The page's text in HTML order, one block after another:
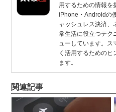
用するための情報を
iPhone・Androidの
ャッシュレス決済、
常生活に役立つテク
ューしています。ス
く活用するための
ます。
関連記事